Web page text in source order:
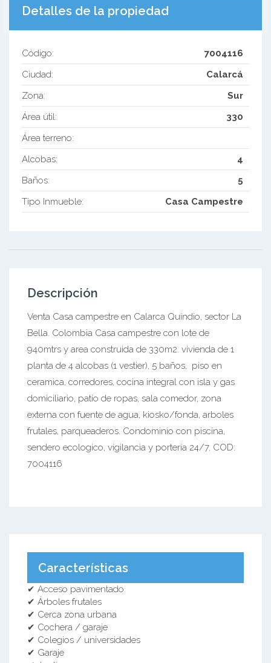
Detalles de la propiedad
Código:
7004116
Ciudad:
Calarcá
Zona:
Sur
Área útil:
330
Área terreno:
Alcobas:
4
Baños:
5
Tipo Inmueble:
Casa Campestre
Descripción
Venta Casa campestre en Calarca Quindio, sector La
Bella. Colombia Casa campestre con lote de
940mtrs y area construida de 330m2. vivienda de 1
planta de 4 alcobas (1 vestier), 5 baños, piso en
ceramica, corredores, cocina integral con isla y gas
domiciliario, patio de ropas, sala comedor, zona
externa con fuente de agua, kiosko/fonda, arboles
frutales, parqueaderos. Condominio con piscina,
sendero ecologico, vigilancia y porteria 24/7. COD:
7004116
Características
✔ Acceso pavimentado
✔ Árboles frutales
✔ Cerca zona urbana
✔ Cochera / garaje
✔ Colegios / universidades
✔ Garaje